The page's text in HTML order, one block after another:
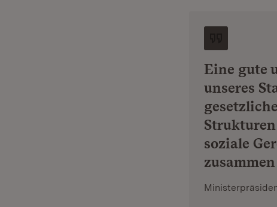
Eine gute
unseres
soziale